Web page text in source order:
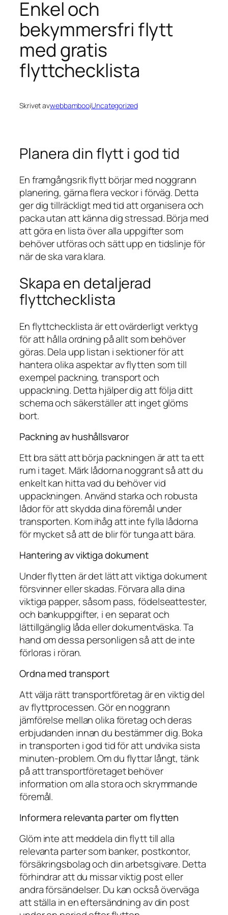
Enkel och
bekymmersfri flytt
med gratis
flyttchecklista
Skrivet avwebbambooiUncategorized
Planera din flytt i god tid
En framgångsrik flytt börjar med noggrann
planering, gärna flera veckor i förväg. Detta
ger dig tillräckligt med tid att organisera och
packa utan att känna dig stressad. Börja med
att göra en lista över alla uppgifter som
behöver utföras och sätt upp en tidslinje för
när de ska vara klara.
Skapa en detaljerad
flyttchecklista
En flyttchecklista är ett ovärderligt verktyg
för att hålla ordning på allt som behöver
göras. Dela upp listan i sektioner för att
hantera olika aspektar av flytten som till
exempel packning, transport och
uppackning. Detta hjälper dig att följa ditt
schema och säkerställer att inget glöms
bort.
Packning av hushållsvaror
Ett bra sätt att börja packningen är att ta ett
rum i taget. Märk lådorna noggrant så att du
enkelt kan hitta vad du behöver vid
uppackningen. Använd starka och robusta
lådor för att skydda dina föremål under
transporten. Kom ihåg att inte fylla lådorna
för mycket så att de blir för tunga att bära.
Hantering av viktiga dokument
Under flytten är det lätt att viktiga dokument
försvinner eller skadas. Förvara alla dina
viktiga papper, såsom pass, födelseattester,
och bankuppgifter, i en separat och
lättillgänglig låda eller dokumentväska. Ta
hand om dessa personligen så att de inte
förloras i röran.
Ordna med transport
Att välja rätt transportföretag är en viktig del
av flyttprocessen. Gör en noggrann
jämförelse mellan olika företag och deras
erbjudanden innan du bestämmer dig. Boka
in transporten i god tid för att undvika sista
minuten-problem. Om du flyttar långt, tänk
på att transportföretaget behöver
information om alla stora och skrymmande
föremål.
Informera relevanta parter om flytten
Glöm inte att meddela din flytt till alla
relevanta parter som banker, postkontor,
försäkringsbolag och din arbetsgivare. Detta
förhindrar att du missar viktig post eller
andra försändelser. Du kan också överväga
att ställa in en eftersändning av din post